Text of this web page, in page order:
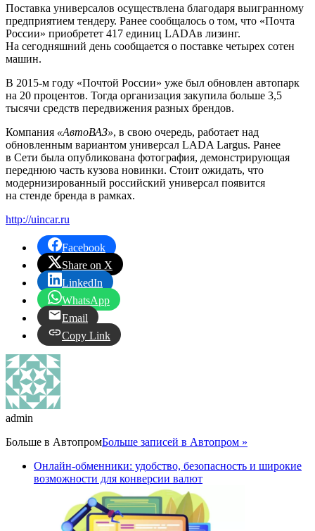
Поставка универсалов осуществлена благодаря выигранному
предприятием тендеру. Ранее сообщалось о том, что «Почта
России» приобретет 417 единиц LADAв лизинг.
На сегодняшний день сообщается о поставке четырех сотен
машин.
В 2015-м году «Почтой России» уже был обновлен автопарк
на 20 процентов. Тогда организация закупила больше 3,5
тысячи средств передвижения разных брендов.
Компания «АвтоВАЗ», в свою очередь, работает над
обновленным вариантом универсал LADA Largus. Ранее
в Сети была опубликована фотография, демонстрирующая
переднюю часть кузова новинки. Стоит ожидать, что
модернизированный российский универсал появится
на стенде бренда в рамках.
http://uincar.ru
Facebook
Share on X
LinkedIn
WhatsApp
Email
Copy Link
admin
Больше в АвтопромБольше записей в Автопром »
Онлайн-обменники: удобство, безопасность и широкие
возможности для конверсии валют